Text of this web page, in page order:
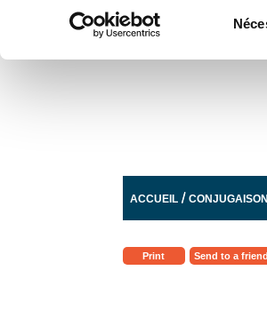
ACCUEIL/ CONJUGAISON
TOUS LES VERBES
Print Send to a friend